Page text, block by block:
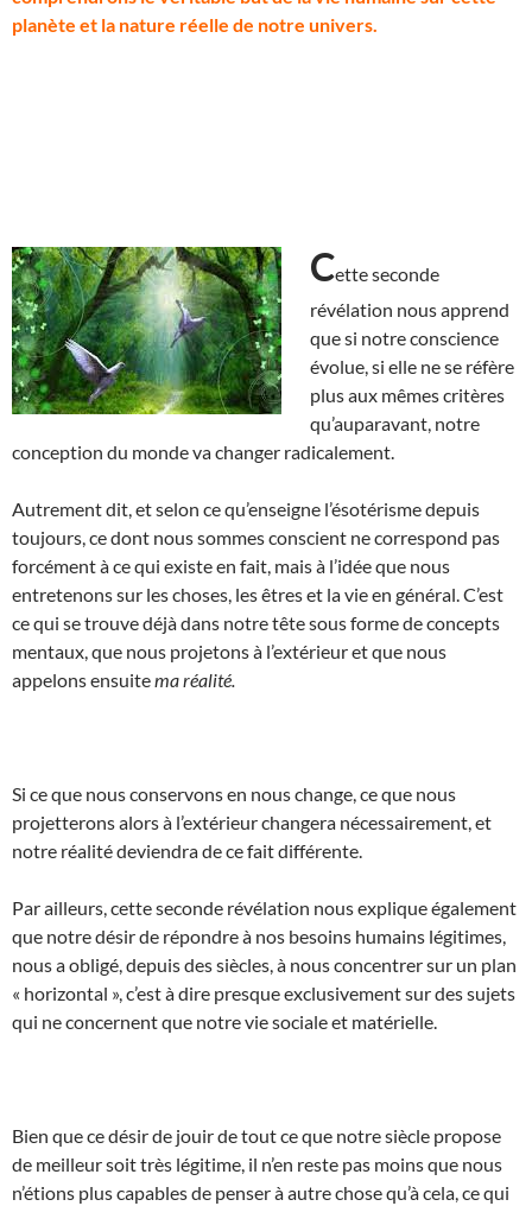
planète et la nature réelle de notre univers.
Cette seconde
révélation nous apprend
que si notre conscience
évolue, si elle ne se réfère
plus aux mêmes critères
qu’auparavant, notre
conception du monde va changer radicalement.
Autrement dit, et selon ce qu’enseigne l’ésotérisme depuis
toujours, ce dont nous sommes conscient ne correspond pas
forcément à ce qui existe en fait, mais à l’idée que nous
entretenons sur les choses, les êtres et la vie en général. C’est
ce qui se trouve déjà dans notre tête sous forme de concepts
mentaux, que nous projetons à l’extérieur et que nous
appelons ensuitema réalité.
Si ce que nous conservons en nous change, ce que nous
projetterons alors à l’extérieur changera nécessairement, et
notre réalité deviendra de ce fait différente.
Par ailleurs, cette seconde révélation nous explique également
que notre désir de répondre à nos besoins humains légitimes,
nous a obligé, depuis des siècles, à nous concentrer sur un plan
« horizontal », c’est à dire presque exclusivement sur des sujets
qui ne concernent que notre vie sociale et matérielle.
Bien que ce désir de jouir de tout ce que notre siècle propose
de meilleur soit très légitime, il n’en reste pas moins que nous
n’étions plus capables de penser à autre chose qu’à cela, ce qui